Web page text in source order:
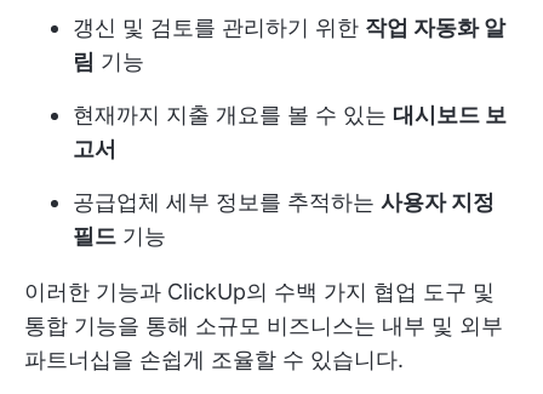
갱신 및 검토를 관리하기 위한 작업 자동화 알
림 기능
현재까지 지출 개요를 볼 수 있는 대시보드 보
고서
공급업체 세부 정보를 추적하는 사용자 지정
필드 기능
이러한 기능과 ClickUp의 수백 가지 협업 도구 및
통합 기능을 통해 소규모 비즈니스는 내부 및 외부
파트너십을 손쉽게 조율할 수 있습니다.